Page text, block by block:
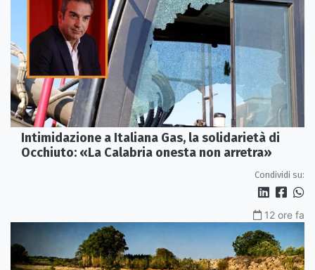
Intimidazione a Italiana Gas, la solidarietà di
Occhiuto: «La Calabria onesta non arretra»
Condividi su:
12 ore fa